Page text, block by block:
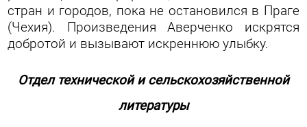
стран и городов, пока не остановился в Праге
(Чехия). Произведения Аверченко искрятся
добротой и вызывают искреннюю улыбку.
Отдел технической и сельскохозяйственной
литературы